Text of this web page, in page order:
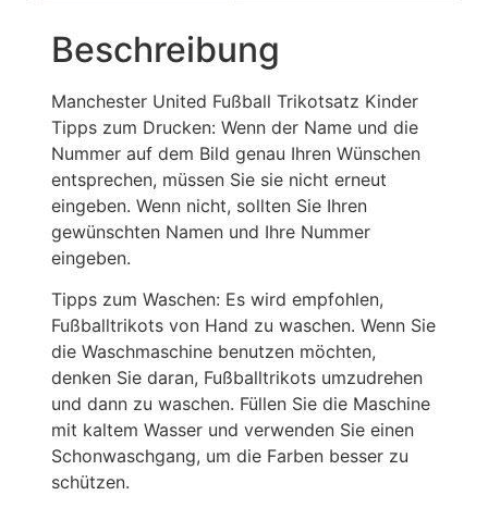
Beschreibung
Manchester United Fußball Trikotsatz Kinder
Tipps zum Drucken: Wenn der Name und die
Nummer auf dem Bild genau Ihren Wünschen
entsprechen, müssen Sie sie nicht erneut
eingeben. Wenn nicht, sollten Sie Ihren
gewünschten Namen und Ihre Nummer
eingeben.
Tipps zum Waschen: Es wird empfohlen,
Fußballtrikots von Hand zu waschen. Wenn Sie
die Waschmaschine benutzen möchten,
denken Sie daran, Fußballtrikots umzudrehen
und dann zu waschen. Füllen Sie die Maschine
mit kaltem Wasser und verwenden Sie einen
Schonwaschgang, um die Farben besser zu
schützen.